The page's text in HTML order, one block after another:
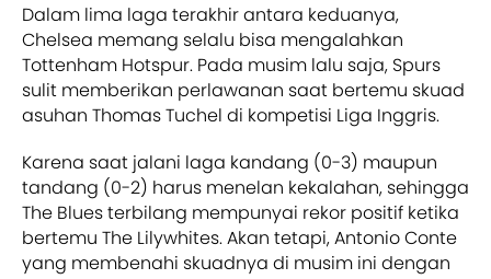
Dalam lima laga terakhir antara keduanya,
Chelsea memang selalu bisa mengalahkan
Tottenham Hotspur. Pada musim lalu saja, Spurs
sulit memberikan perlawanan saat bertemu skuad
asuhan Thomas Tuchel di kompetisi Liga Inggris.
Karena saat jalani laga kandang (0-3) maupun
tandang (0-2) harus menelan kekalahan, sehingga
The Blues terbilang mempunyai rekor positif ketika
bertemu The Lilywhites. Akan tetapi, Antonio Conte
yang membenahi skuadnya di musim ini dengan